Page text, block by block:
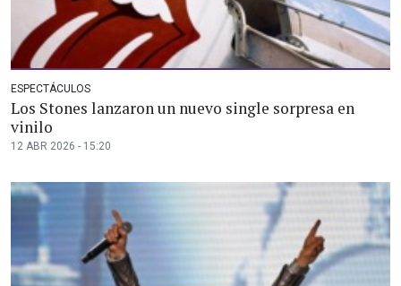
ESPECTÁCULOS
Los Stones lanzaron un nuevo single sorpresa en
vinilo
12 ABR 2026 - 15:20